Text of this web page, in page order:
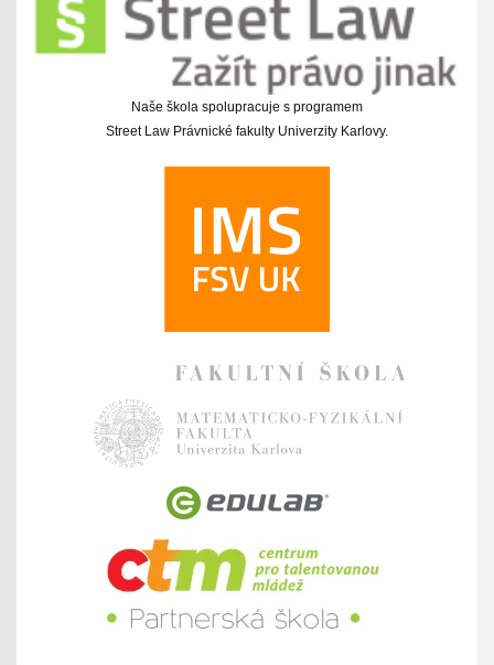
Naše škola spolupracuje s programem
Street Law Právnické fakulty Univerzity Karlovy.